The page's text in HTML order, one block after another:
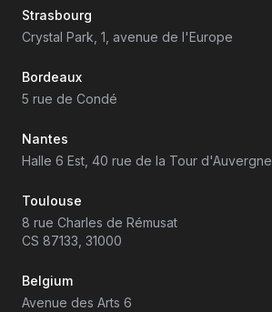
Strasbourg
Crystal Park, 1, avenue de l'Europe
Bordeaux
5 rue de Condé
Nantes
Halle 6 Est, 40 rue de la Tour d'Auvergne
Toulouse
8 rue Charles de Rémusat
CS 87133, 31000
Belgium
Avenue des Arts 6